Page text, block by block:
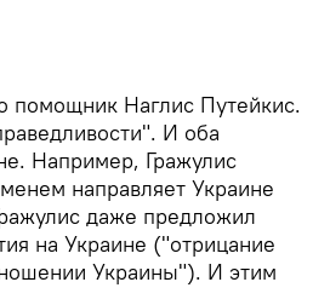
помощник Наглис Путейкис.
И оба
Например, Гражулис
направляет Украине
даже предложил
на Украине ("отрицание
Украины"). И этим